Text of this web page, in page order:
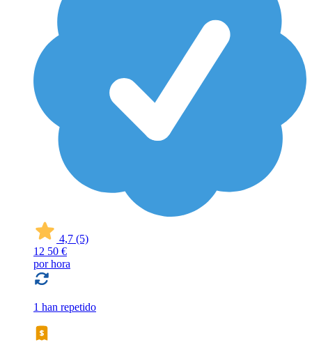
4,7 (5)
12 50 €
por hora
1 han repetido